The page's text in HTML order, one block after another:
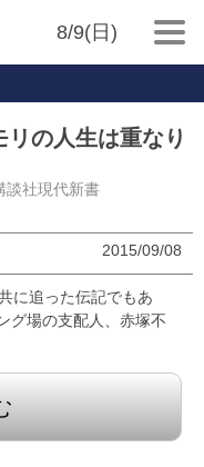
8/9(日)
の人生は重なり
談社現代新書
2015/09/08
に追った伝記でもあ
グ場の支配人、赤塚不